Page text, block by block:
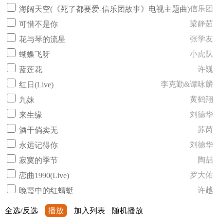
海阔天空(《死了都要爱-信乐团故事》电视主题曲)信乐团
可惜不是你
梁静茹
花与琴的流星
张学友
蝴蝶飞呀
小虎队
蓝莲花
许巍
红日(Live)
李克勤&谭咏麟
九妹
黄鹤翔
来生缘
刘德华
酒干倘卖无
苏芮
永远记得你
刘德华
寂寞的季节
陶喆
恋曲1990(Live)
罗大佑
晚霞中的红蜻蜓
许越
全选/反选 播放 加入列表 随机播放